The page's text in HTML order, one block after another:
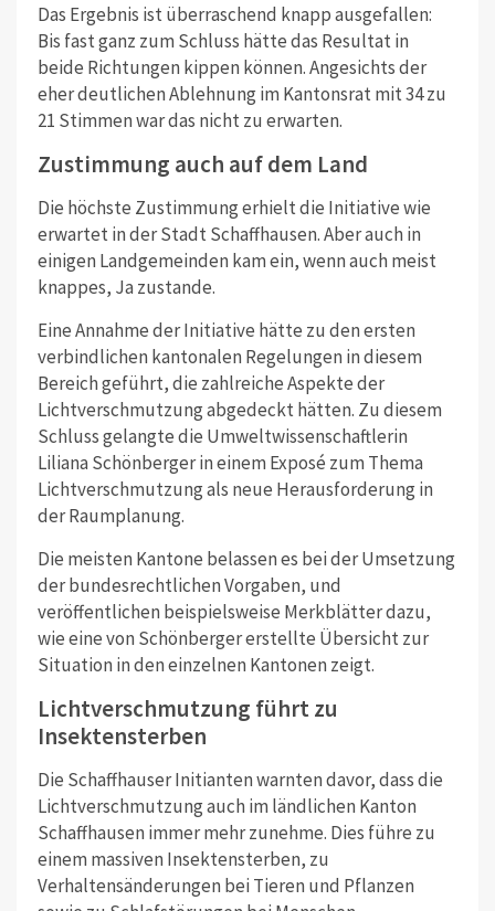
Das Ergebnis ist überraschend knapp ausgefallen:
Bis fast ganz zum Schluss hätte das Resultat in
beide Richtungen kippen können.Angesichts der
eher deutlichen Ablehnung im Kantonsrat mit 34 zu
21 Stimmen war das nicht zu erwarten.
Zustimmung auch auf dem Land
Die höchste Zustimmung erhielt die Initiative wie
erwartet in der Stadt Schaffhausen. Aber auch in
einigen Landgemeinden kam ein, wenn auch meist
knappes, Ja zustande.
Eine Annahme der Initiative hätte zu den ersten
verbindlichen kantonalen Regelungen in diesem
Bereich geführt, die zahlreiche Aspekte der
Lichtverschmutzung abgedeckt hätten. Zu diesem
Schluss gelangte die Umweltwissenschaftlerin
Liliana Schönberger in einem Exposé zum Thema
Lichtverschmutzung als neue Herausforderung in
der Raumplanung.
Die meisten Kantone belassen es bei der Umsetzung
der bundesrechtlichen Vorgaben, und
veröffentlichen beispielsweise Merkblätter dazu,
wie eine von Schönberger erstellte Übersicht zur
Situation in den einzelnen Kantonen zeigt.
Lichtverschmutzung führt zu
Insektensterben
Die Schaffhauser Initianten warnten davor, dass die
Lichtverschmutzung auch im ländlichen Kanton
Schaffhausen immer mehr zunehme. Dies führe zu
einem massiven Insektensterben, zu
Verhaltensänderungen bei Tieren und Pflanzen